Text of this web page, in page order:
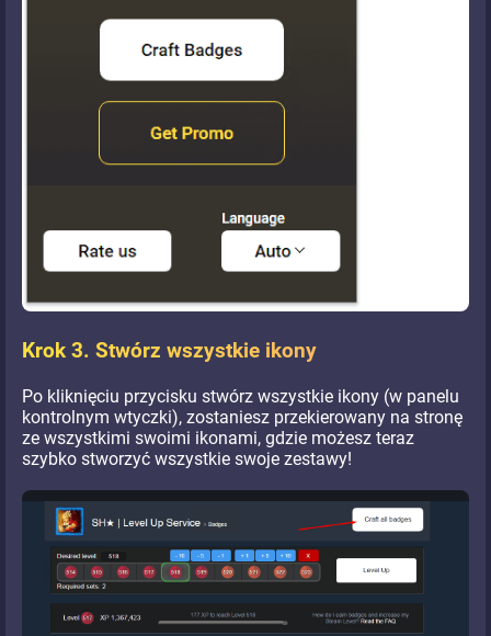
Krok 3. Stwórz wszystkie ikony
Po kliknięciu przycisku stwórz wszystkie ikony (w panelu
kontrolnym wtyczki), zostaniesz przekierowany na stronę
ze wszystkimi swoimi ikonami, gdzie możesz teraz
szybko stworzyć wszystkie swoje zestawy!